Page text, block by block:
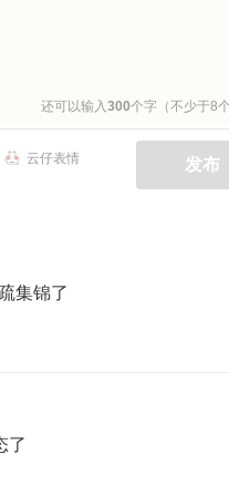
还可以输入300个字（不少于8个
发布
云仔表情
集锦了
了